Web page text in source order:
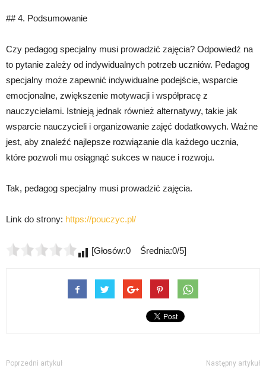
## 4. Podsumowanie
Czy pedagog specjalny musi prowadzić zajęcia? Odpowiedź na
to pytanie zależy od indywidualnych potrzeb uczniów. Pedagog
specjalny może zapewnić indywidualne podejście, wsparcie
emocjonalne, zwiększenie motywacji i współpracę z
nauczycielami. Istnieją jednak również alternatywy, takie jak
wsparcie nauczycieli i organizowanie zajęć dodatkowych. Ważne
jest, aby znaleźć najlepsze rozwiązanie dla każdego ucznia,
które pozwoli mu osiągnąć sukces w nauce i rozwoju.
Tak, pedagog specjalny musi prowadzić zajęcia.
Link do strony: https://pouczyc.pl/
[Głosów:0 Średnia:0/5]
Poprzedni artykuł Następny artykuł